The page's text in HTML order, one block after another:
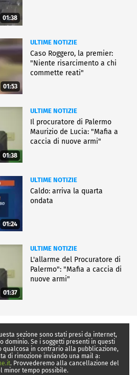
01:38
01:53
ULTIME NOTIZIE
Caso Roggero, la premier:
"Niente risarcimento a chi
commette reati"
01:38
ULTIME NOTIZIE
Il procuratore di Palermo
Maurizio de Lucia: "Mafia a
caccia di nuove armi"
01:24
ULTIME NOTIZIE
Caldo: arriva la quarta
ondata
01:37
ULTIME NOTIZIE
L'allarme del Procuratore di
Palermo": "Mafia a caccia di
nuove armi"
sezione sono stati presi da internet,
dominio. Se i soggetti presenti in questi
qualcosa in contrario alla pubblicazione,
di rimozione inviando una mail a:
. Provvederemo alla cancellazione del
minor tempo possibile.